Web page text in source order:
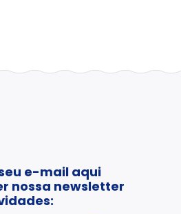
e-mail aqui
nossa newsletter